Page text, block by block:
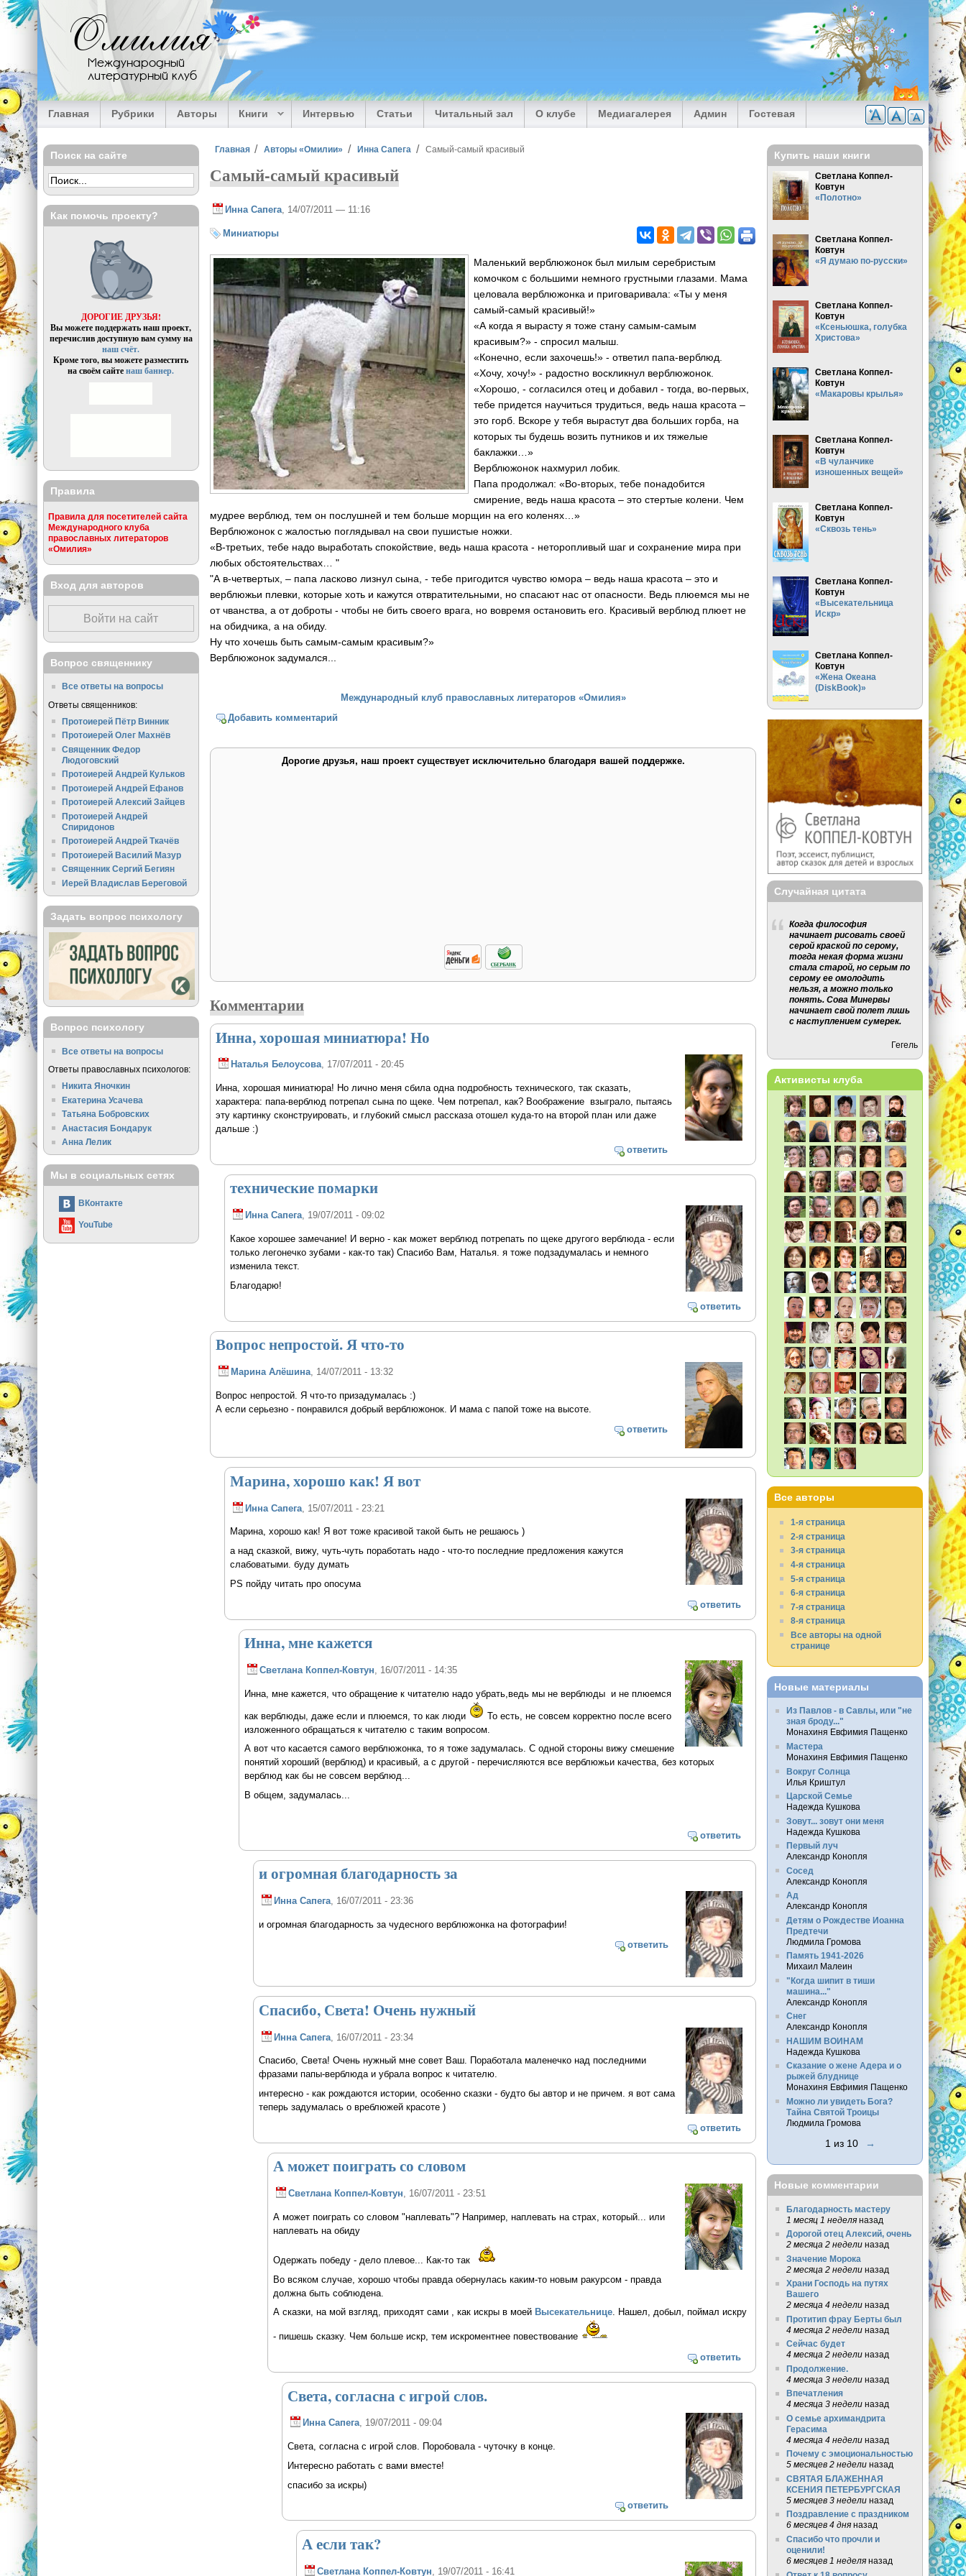
Перейти к основному содержанию
Омилия
Международный
литературный клуб
Главная Рубрики Авторы Книги Интервью Статьи Читальный зал О клубе Медиагалерея Админ Гостевая
Вы здесь
Главная Авторы «Омилии» Инна Сапега Самый-самый красивый
Самый-самый красивый
Инна Сапега , 14/07/2011 — 11:16
Миниатюры
Маленький верблюжонок был милым серебристым
комочком с большими немного грустными глазами. Мама
целовала верблюжонка и приговаривала: «Ты у меня
самый-самый красивый!»
«А когда я вырасту я тоже стану самым-самым
красивым?» - спросил малыш.
«Конечно, если захочешь!» - ответил папа-верблюд.
«Хочу, хочу!» - радостно воскликнул верблюжонок.
«Хорошо, - согласился отец и добавил - тогда, во-первых,
тебе придется научиться трудиться, ведь наша красота –
это горб. Вскоре у тебя вырастут два больших горба, на
которых ты будешь возить путников и их тяжелые
баклажки…»
Верблюжонок нахмурил лобик.
Папа продолжал: «Во-вторых, тебе понадобится
смирение, ведь наша красота – это стертые колени. Чем
мудрее верблюд, тем он послушней и тем больше морщин на его коленях…»
Верблюжонок с жалостью поглядывал на свои пушистые ножки.
«В-третьих, тебе надо выработать спокойствие, ведь наша красота - неторопливый шаг и сохранение мира при
любых обстоятельствах… "
"А в-четвертых, – папа ласково лизнул сына, - тебе пригодится чувство юмора – ведь наша красота – это и
верблюжьи плевки, которые хоть и кажутся отвратительными, но спасают нас от опасности. Ведь плюемся мы не
от чванства, а от доброты - чтобы не бить своего врага, но вовремя остановить его. Красивый верблюд плюет не
на обидчика, а на обиду.
Ну что хочешь быть самым-самым красивым?»
Верблюжонок задумался...
Международный клуб православных литераторов «Омилия»
Добавить комментарий
Дорогие друзья, наш проект существует исключительно благодаря вашей поддержке.
Комментарии
Инна, хорошая миниатюра! Но
Наталья Белоусова, 17/07/2011 - 20:45
Инна, хорошая миниатюра! Но лично меня сбила одна подробность технического, так сказать,
характера: папа-верблюд потрепал сына по щеке. Чем потрепал, как? Воображение взыграло, пытаясь
эту картинку сконструировать, и глубокий смысл рассказа отошел куда-то на второй план или даже
дальше :)
ответить
технические помарки
Инна Сапега, 19/07/2011 - 09:02
Какое хорошее замечание! И верно - как может верблюд потрепать по щеке другого верблюда - если
только легонечко зубами - как-то так) Спасибо Вам, Наталья. я тоже подзадумалась и немного
изменила текст.
Благодарю!
ответить
Вопрос непростой. Я что-то
Марина Алёшина, 14/07/2011 - 13:32
Вопрос непростой. Я что-то призадумалась :)
А если серьезно - понравился добрый верблюжонок. И мама с папой тоже на высоте.
ответить
Марина, хорошо как! Я вот
Инна Сапега, 15/07/2011 - 23:21
Марина, хорошо как! Я вот тоже красивой такой быть не решаюсь )
а над сказкой, вижу, чуть-чуть поработать надо - что-то последние предложения кажутся
слабоватыми. буду думать
PS пойду читать про опосума
ответить
Инна, мне кажется
Светлана Коппел-Ковтун , 16/07/2011 - 14:35
Инна, мне кажется, что обращение к читателю надо убрать,ведь мы не верблюды и не плюемся
как верблюды, даже если и плюемся, то как люди
То есть, не совсем корректно после всего
изложенного обращаться к читателю с таким вопросом.
А вот что касается самого верблюжонка, то я тоже задумалась. С одной стороны вижу смешение
понятий хороший (верблюд) и красивый, а с другой - перечисляются все верблюжьи качества, без которых
верблюд как бы не совсем верблюд...
В общем, задумалась...
ответить
и огромная благодарность за
Инна Сапега, 16/07/2011 - 23:36
и огромная благодарность за чудесного верблюжонка на фотографии!
ответить
Спасибо, Света! Очень нужный
Инна Сапега, 16/07/2011 - 23:34
Спасибо, Света! Очень нужный мне совет Ваш. Поработала маленечко над последними
фразами папы-верблюда и убрала вопрос к читателю.
интересно - как рождаются истории, особенно сказки - будто бы автор и не причем. я вот сама
теперь задумалась о вреблюжей красоте )
ответить
А может поиграть со словом
Светлана Коппел-Ковтун, 16/07/2011 - 23:51
А может поиграть со словом "наплевать"? Например, наплевать на страх, который... или
наплевать на обиду
Одержать победу - дело плевое... Как-то так
Во всяком случае, хорошо чтобы правда обернулась каким-то новым ракурсом - правда
должна быть соблюдена.
А сказки, на мой взгляд, приходят сами , как искры в моей Высекательнице. Нашел, добыл, поймал искру
- пишешь сказку. Чем больше искр, тем искроментнее повествование
ответить
Света, согласна с игрой слов.
Инна Сапега, 19/07/2011 - 09:04
Света, согласна с игрой слов. Поробовала - чуточку в конце.
Интересно работать с вами вместе!
спасибо за искры)
ответить
А если так?
Светлана Коппел-Ковтун , 19/07/2011 - 16:41
Поиск на сайте
Как помочь проекту?
ДОРОГИЕ ДРУЗЬЯ!
Вы можете поддержать наш проект,
перечислив доступную вам сумму на
наш счёт.
Кроме того, вы можете разместить
на своём сайтенаш баннер.
Правила
Правила для посетителей сайта
Международного клуба
православных литераторов
«Омилия»
Вход для авторов
Войти на сайт
Вопрос священнику
Все ответы на вопросы
Ответы священников:
Протоиерей Пётр Винник
Протоиерей Олег Махнёв
Священник Федор
Людоговский
Протоиерей Андрей Кульков
Протоиерей Андрей Ефанов
Протоиерей Алексий Зайцев
Протоиерей Андрей
Спиридонов
Протоиерей Андрей Ткачёв
Протоиерей Василий Мазур
Священник Сергий Бегиян
Иерей Владислав Береговой
Задать вопрос психологу
Вопрос психологу
Все ответы на вопросы
Ответы православных психологов:
Никита Яночкин
Екатерина Усачева
Татьяна Бобровских
Анастасия Бондарук
Анна Лелик
Мы в социальных сетях
ВКонтакте
YouTube
Купить наши книги
Светлана Коппел-
Ковтун
«Полотно»
Светлана Коппел-
Ковтун
«Я думаю по-русски»
Светлана Коппел-
Ковтун
«Ксеньюшка, голубка
Христова»
Светлана Коппел-
Ковтун
«Макаровы крылья»
Светлана Коппел-
Ковтун
«В чуланчике
изношенных вещей»
Светлана Коппел-
Ковтун
«Сквозь тень»
Светлана Коппел-
Ковтун
«Высекательница
Искр»
Светлана Коппел-
Ковтун
«Жена Океана
(DiskBook)»
Случайная цитата
Когда философия
начинает рисовать своей
серой краской по серому,
тогда некая форма жизни
стала старой, но серым по
серому ее омолодить
нельзя, а можно только
понять. Сова Минервы
начинает свой полет лишь
с наступлением сумерек.
Гегель
Активисты клуба
Все авторы
1-я страница
2-я страница
3-я страница
4-я страница
5-я страница
6-я страница
7-я страница
8-я страница
Все авторы на одной
странице
Новые материалы
Из Павлов - в Савлы, или "не
зная броду..."
Монахиня Евфимия Пащенко
Мастера
Монахиня Евфимия Пащенко
Вокруг Солнца
Илья Криштул
Царской Семье
Надежда Кушкова
Зовут... зовут они меня
Надежда Кушкова
Первый луч
Александр Конопля
Сосед
Александр Конопля
Ад
Александр Конопля
Детям о Рождестве Иоанна
Предтечи
Людмила Громова
Память 1941-2026
Михаил Малеин
"Когда шипит в тиши
машина..."
Александр Конопля
Снег
Александр Конопля
НАШИМ ВОИНАМ
Надежда Кушкова
Сказание о жене Адера и о
рыжей блуднице
Монахиня Евфимия Пащенко
Можно ли увидеть Бога?
Тайна Святой Троицы
Людмила Громова
1 из 10 →
Новые комментарии
Благодарность мастеру
1 месяц 1 неделяназад
Дорогой отец Алексий, очень
2 месяца 2 неделиназад
Значение Морока
2 месяца 2 неделиназад
Храни Господь на путях
Вашего
2 месяца 4 неделиназад
Протитип фрау Берты был
4 месяца 2 неделиназад
Сейчас будет
4 месяца 2 неделиназад
Продолжение.
4 месяца 3 неделиназад
Впечатления
4 месяца 3 неделиназад
О семье архимандрита
Герасима
4 месяца 4 неделиназад
Почему с эмоциональностью
5 месяцев 2 неделиназад
СВЯТАЯ БЛАЖЕННАЯ
КСЕНИЯ ПЕТЕРБУРГСКАЯ
5 месяцев 3 неделиназад
Поздравление с праздником
6 месяцев 4 дняназад
Спасибо что прочли и
оценили!
6 месяцев 1 неделяназад